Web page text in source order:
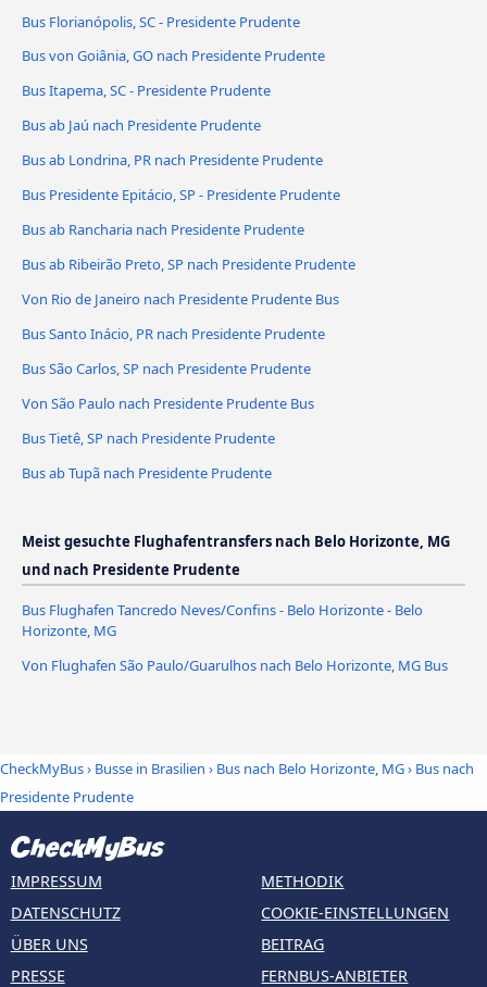
Bus Florianópolis, SC - Presidente Prudente
Bus von Goiânia, GO nach Presidente Prudente
Bus Itapema, SC - Presidente Prudente
Bus ab Jaú nach Presidente Prudente
Bus ab Londrina, PR nach Presidente Prudente
Bus Presidente Epitácio, SP - Presidente Prudente
Bus ab Rancharia nach Presidente Prudente
Bus ab Ribeirão Preto, SP nach Presidente Prudente
Von Rio de Janeiro nach Presidente Prudente Bus
Bus Santo Inácio, PR nach Presidente Prudente
Bus São Carlos, SP nach Presidente Prudente
Von São Paulo nach Presidente Prudente Bus
Bus Tietê, SP nach Presidente Prudente
Bus ab Tupã nach Presidente Prudente
Meist gesuchte Flughafentransfers nach Belo Horizonte, MG
und nach Presidente Prudente
Bus Flughafen Tancredo Neves/Confins - Belo Horizonte - Belo
Horizonte, MG
Von Flughafen São Paulo/Guarulhos nach Belo Horizonte, MG Bus
CheckMyBus› Busse in Brasilien › Bus nach Belo Horizonte, MG› Bus nach
Presidente Prudente
IMPRESSUM
DATENSCHUTZ
ÜBER UNS
PRESSE
METHODIK
COOKIE-EINSTELLUNGEN
BEITRAG
FERNBUS-ANBIETER